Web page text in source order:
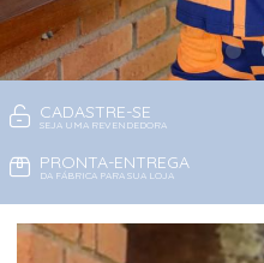
CADASTRE-SE
SEJA UMA REVENDEDORA
PRONTA-ENTREGA
DA FÁBRICA PARA SUA LOJA